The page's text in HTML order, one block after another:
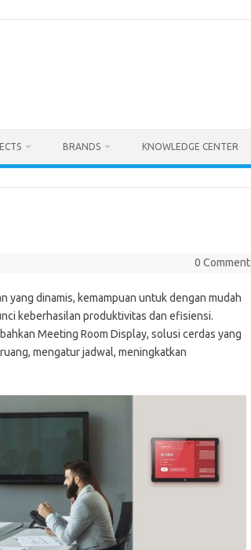
BRANDS KNOWLEDGE CENTER
0 Comment
yang dinamis, kemampuan untuk dengan mudah
keberhasilan produktivitas dan efisiensi.
Meeting Room Display, solusi cerdas yang
mengatur jadwal, meningkatkan